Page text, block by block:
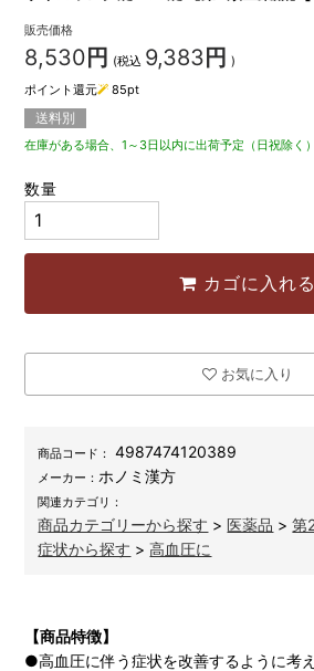
販売価格
8,530 円 (税込 9,383 円 )
ポイント還元
85pt
送料別
在庫がある場合、1～3日以内に出荷予定（日祝除く）
数量
カゴに入れる
お気に入り
商品コード： 4987474120389
メーカー：ホノミ漢方
関連カテゴリ：
商品カテゴリーから探す > 医薬品 >第
症状から探す >高血圧に
【商品特徴】
●高血圧に伴う症状を改善するように考